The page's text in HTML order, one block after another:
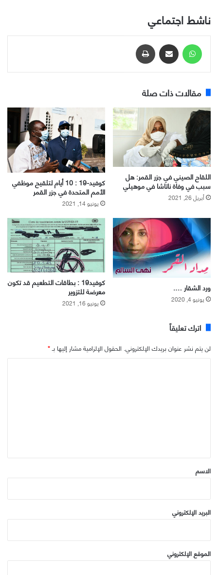
ناشط اجتماعي
مقالات ذات صلة
اللقاح الصيني في جزر القمر: هل
سبب في وفاة ناتاشا في موهيلي
أبريل 26, 2021
كوفيد-19 : 10 أيام لتلقيح موظفي
الأمم المتحدة في جزر القمر
يونيو 14, 2021
ورد الشقار ….
يونيو 4, 2020
كوفيد19 : بطاقات التطعيم قد تكون
معرضة للتزوير
يونيو 16, 2021
اترك تعليقاً
لن يتم نشر عنوان بريدك الإلكتروني. الحقول الإلزامية مشار إليها بـ*
*
الاسم
البريد الإلكتروني
الموقع الإلكتروني